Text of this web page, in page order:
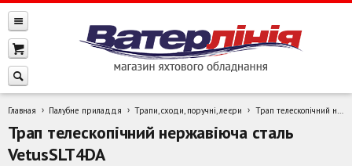
Главная Палубне приладдя Трапи, сходи, поручні, леєри Трап телескопічний нержавіюча сталь VetusSLT4DA
Трап телескопічний нержавіюча сталь
VetusSLT4DA